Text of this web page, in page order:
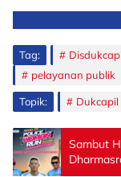
Tag:
pelayanan publik
Topik: Dukcapil
Sambut